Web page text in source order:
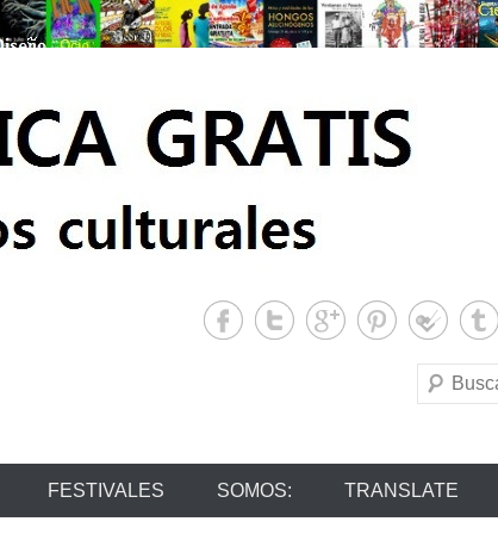
Buscar
FESTIVALES SOMOS: TRANSLATE